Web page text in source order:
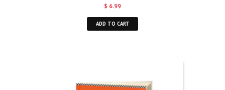
$ 6.99
ADD TO CART